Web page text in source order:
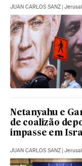
JUAN CARLOS SANZ
Netanyahu e
de coalizão
impasse em
JUAN CARLOS SANZ